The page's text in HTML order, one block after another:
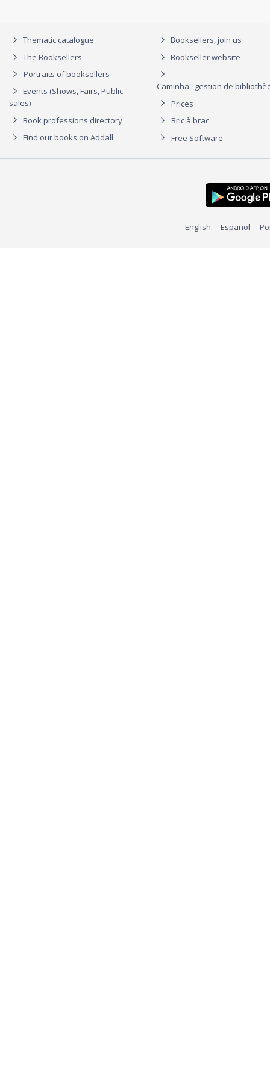
Thematic catalogue
The Booksellers
Portraits of booksellers
Events (Shows, Fairs, Public
sales)
Book professions directory
Find our books on Addall
Booksellers, join us
Bookseller website
Caminha : gestion de
Prices
Bric à brac
Free Software
English Español